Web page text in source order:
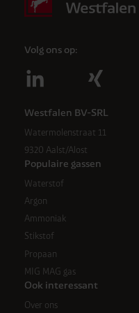
Volg ons op:
Westfalen BV-SRL
Watermolenstraat 11
9320 Aalst/Alost
Populaire gassen
Waterstof
Argon
Ammoniak
Stikstof
Propaan
MIG MAG gas
Ook interessant
Over ons